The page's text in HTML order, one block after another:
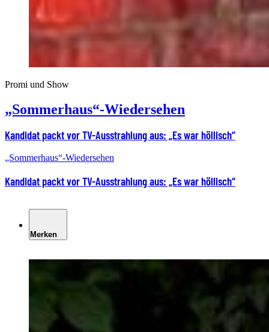
Promi und Show
„Sommerhaus“-Wiedersehen
Kandidat packt vor TV-Ausstrahlung aus: „Es war höllisch“
„Sommerhaus“-Wiedersehen
Kandidat packt vor TV-Ausstrahlung aus: „Es war höllisch“
Merken